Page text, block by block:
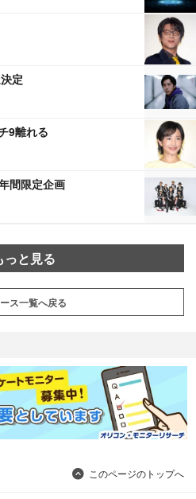
定
9離れる
間限定企画
っと見る
ス一覧へ戻る
このページのトップへ